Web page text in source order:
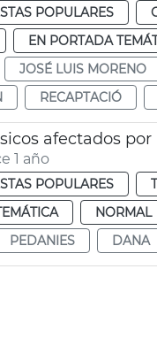
POPULARES
EN PORTADA
JOSÉ LUIS MORENO
RECAPTACIÓ
afectados por
1 año
POPULARES
NORMAL
PEDANIES DANA